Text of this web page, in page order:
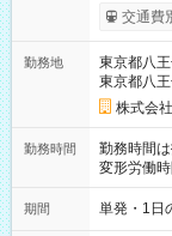
いOK！
ンビニATM
交通費
勤務地
東京都八
東京都八
株式会
勤務時間
勤務時間
変形労働時間制
～21：00
期間 単発・1日